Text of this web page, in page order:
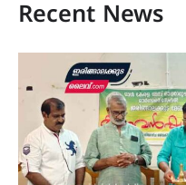
Recent News